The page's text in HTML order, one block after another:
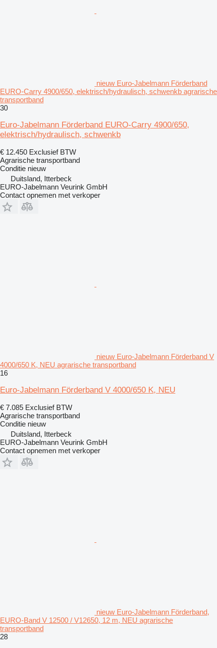
nieuw Euro-Jabelmann Förderband
EURO-Carry 4900/650, elektrisch/hydraulisch, schwenkb agrarische
transportband
30
Euro-Jabelmann Förderband EURO-Carry 4900/650,
elektrisch/hydraulisch, schwenkb
€ 12.450 Exclusief BTW
Agrarische transportband
Conditie nieuw
Duitsland, Itterbeck
EURO-Jabelmann Veurink GmbH
Contact opnemen met verkoper
nieuw Euro-Jabelmann Förderband V
4000/650 K, NEU agrarische transportband
16
Euro-Jabelmann Förderband V 4000/650 K, NEU
€ 7.085 Exclusief BTW
Agrarische transportband
Conditie nieuw
Duitsland, Itterbeck
EURO-Jabelmann Veurink GmbH
Contact opnemen met verkoper
nieuw Euro-Jabelmann Förderband,
EURO-Band V 12500 / V12650, 12 m, NEU agrarische
transportband
28